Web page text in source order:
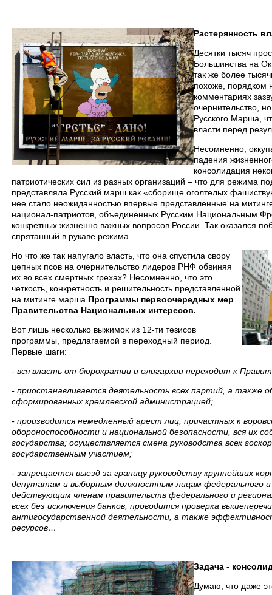
Растерянность
Десятки тысяч
Большинства на
так же более
похоже, порядком
комментариях
очернительство,
Русского Марша,
власти перед
Несомненно,
падения
консолидация
патриотических сил из разных организаций – что для режима
представляла Русский марш как «сборище оголтелых
нее стало неожиданностью впервые представленные на
национал-патриотов, объединённых Русским Национальным
конкретных жизненно важных вопросов России. Так оказался
спрятанный в рукаве режима.
Но что же так напугало власть, что она спустила свору
цепных псов на очернительство лидеров РНФ обвиняя
их во всех смертных грехах? Несомненно, что это
четкость, конкретность и решительность представленной
на митинге марша Программы первоочередных мер
Правительства Национальных интересов.
Вот лишь несколько выжимок из 12-ти тезисов
программы, предлагаемой в переходный период.
Первые шаги:
- вся власть от бюрократии и олигархии переходит к
- приостанавливается деятельность всех партий, а также
сформированных кремлевской администрацией;
- производится немедленный арест лиц, причастных к
обороноспособности и национальной безопасности, вся их
государства; осуществляется смена руководства всех
государственным участием;
- запрещается выезд за границу руководству крупнейших
депутатам и выборным должностным лицам федерального и
действующим членам правительств федерального и
всех без исключения банков; проводится проверка
антигосударственной деятельности, а также
ресурсов…
Задача -
Думаю, что даже